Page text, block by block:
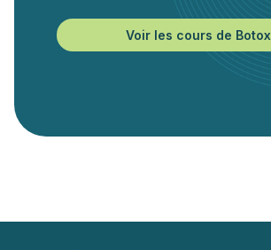
Voir les cours de Botox